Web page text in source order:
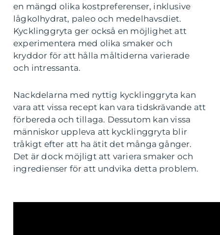
en mängd olika kostpreferenser, inklusive
lågkolhydrat, paleo och medelhavsdiet.
Kycklinggryta ger också en möjlighet att
experimentera med olika smaker och
kryddor för att hålla måltiderna varierade
och intressanta.
Nackdelarna med nyttig kycklinggryta kan
vara att vissa recept kan vara tidskrävande att
förbereda och tillaga. Dessutom kan vissa
människor uppleva att kycklinggryta blir
tråkigt efter att ha ätit det många gånger.
Det är dock möjligt att variera smaker och
ingredienser för att undvika detta problem.